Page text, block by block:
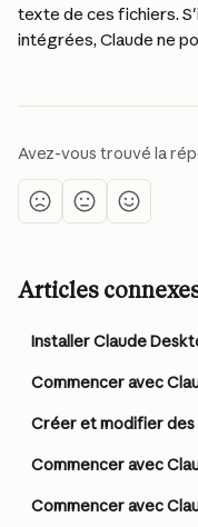
texte de ces fichiers.
intégrées, Claude ne
Avez-vous trouvé la
Articles
Installer Claude
Commencer avec
Créer et modifier des
Commencer avec
Commencer avec